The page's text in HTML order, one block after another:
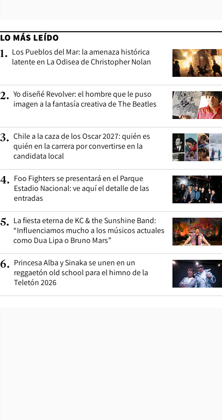
LO MÁS LEÍDO
1. Los Pueblos del Mar: la amenaza histórica
latente en La Odisea de Christopher Nolan
2. Yo diseñé Revolver: el hombre que le puso
imagen a la fantasía creativa de The Beatles
3. Chile a la caza de los Oscar 2027: quién es
quién en la carrera por convertirse en la
candidata local
4. Foo Fighters se presentará en el Parque
Estadio Nacional: ve aquí el detalle de las
entradas
5. La fiesta eterna de KC & the Sunshine Band:
“Influenciamos mucho a los músicos actuales
como Dua Lipa o Bruno Mars”
6. Princesa Alba y Sinaka se unen en un
reggaetón old school para el himno de la
Teletón 2026